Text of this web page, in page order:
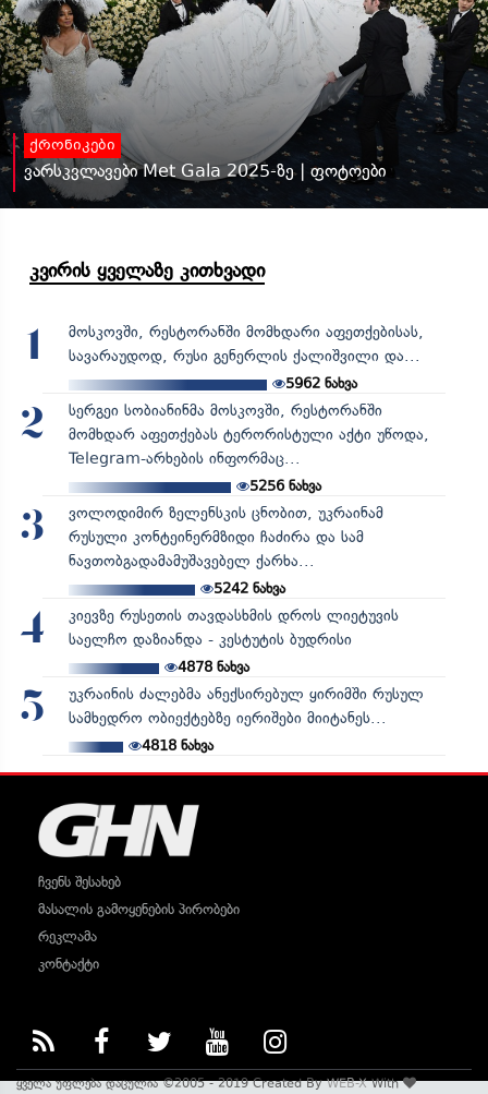
ქრონიკები
ვარსკვლავები Met Gala 2025-ზე | ფოტოები
კვირის ყველაზე კითხვადი
1
მოსკოვში, რესტორანში მომხდარი აფეთქებისას,
სავარაუდოდ, რუსი გენერლის ქალიშვილი და...
5962 ნახვა
2
სერგეი სობიანინმა მოსკოვში, რესტორანში
მომხდარ აფეთქებას ტერორისტული აქტი უწოდა,
Telegram-არხების ინფორმაც...
5256ნახვა
3
ვოლოდიმირ ზელენსკის ცნობით, უკრაინამ
რუსული კონტეინერმზიდი ჩაძირა და სამ
ნავთობგადამამუშავებელ ქარხა...
5242ნახვა
4
კიევზე რუსეთის თავდასხმის დროს ლიეტუვის
საელჩო დაზიანდა - კესტუტის ბუდრისი
4878ნახვა
5
უკრაინის ძალებმა ანექსირებულ ყირიმში რუსულ
სამხედრო ობიექტებზე იერიშები მიიტანეს...
4818ნახვა
ჩვენს შესახებ
მასალის გამოყენების პირობები
რეკლამა
კონტაქტი
ყველა უფლება დაცულია ©2005 - 2019 Created ByWEB-XWith